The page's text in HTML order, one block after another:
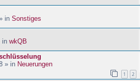
in Sonstiges
in wkQB
» in Neuerungen
1 2